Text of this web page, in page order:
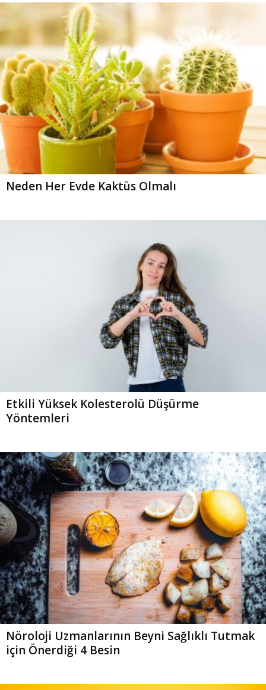
Neden Her Evde Kaktüs Olmalı
Etkili Yüksek Kolesterolü Düşürme
Yöntemleri
Nöroloji Uzmanlarının Beyni Sağlıklı Tutmak
için Önerdiği 4 Besin